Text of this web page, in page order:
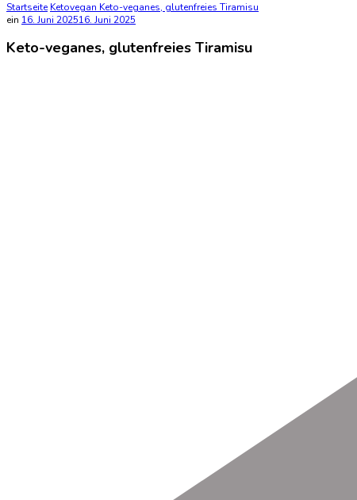
Startseite Ketovegan Keto-veganes, glutenfreies Tiramisu
ein 16. Juni 202516. Juni 2025
Keto-veganes, glutenfreies Tiramisu